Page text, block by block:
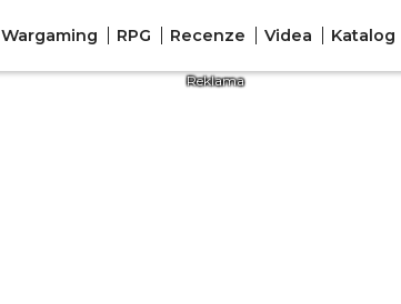
Wargaming RPG Recenze Videa Katalog